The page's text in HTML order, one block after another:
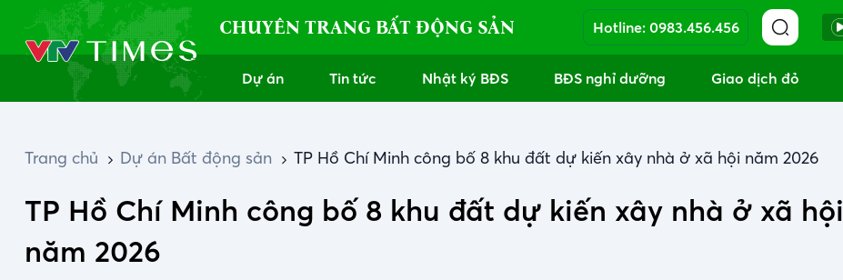
CHUYÊN TRANG BẤT ĐỘNG SẢN Hotline: 0983.456.456
Dự án Tin tức Nhật ký BĐS BĐS nghỉ dưỡng Giao dịch đỏ
Trang chủ Dự án Bất động sản TP Hồ Chí Minh công bố 8 khu đất dự kiến xây nhà ở xã hội năm 2026
TP Hồ Chí Minh công bố 8 khu đất dự kiến xây nhà ở xã hội
năm 2026